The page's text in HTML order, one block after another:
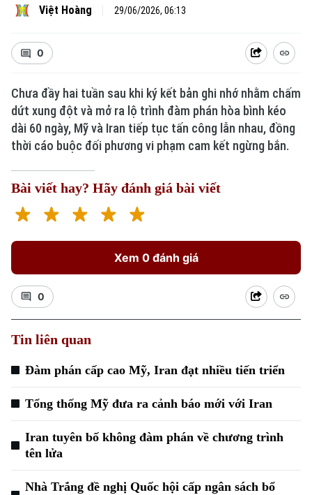
Việt Hoàng 29/06/2026, 06:13
0
Chưa đầy hai tuần sau khi ký kết bản ghi nhớ nhằm chấm
dứt xung đột và mở ra lộ trình đàm phán hòa bình kéo
dài 60 ngày, Mỹ và Iran tiếp tục tấn công lẫn nhau, đồng
thời cáo buộc đối phương vi phạm cam kết ngừng bắn.
Bài viết hay? Hãy đánh giá bài viết
Xem 0 đánh giá
0
Tin liên quan
Đàm phán cấp cao Mỹ, Iran đạt nhiều tiến triển
Tổng thống Mỹ đưa ra cảnh báo mới với Iran
Iran tuyên bố không đàm phán về chương trình
tên lửa
Nhà Trắng đề nghị Quốc hội cấp ngân sách bổ